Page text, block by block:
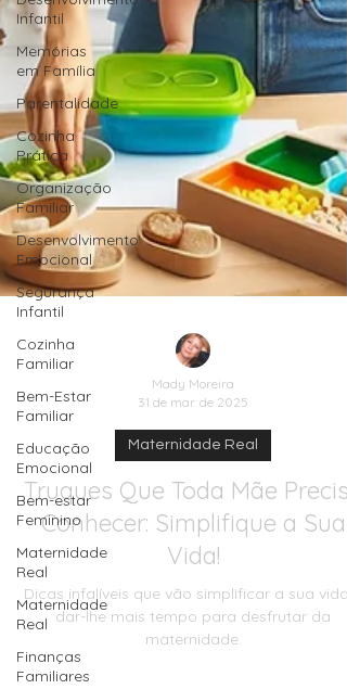
Infantil
Memórias
em Família
Parentalidade
Cozinha
Prática
Organização
Familiar
Desenvolvimento
Emocional
Segurança
Infantil
Cozinha
Familiar
Bem-Estar
Familiar
Educação
Emocional
Bem-estar
Feminino
Maternidade
Real
Maternidade
Real
Finanças
Familiares
Mady Moreira
31 de mar. de 2025
Maternidade Real
Truques Que Toda Mãe Precisa
Conhecer: Simplifique a Sua
Vida!
Dicas infalíveis que vão simplificar a sua vida
dar-lhe mais tempo para desfrutar da